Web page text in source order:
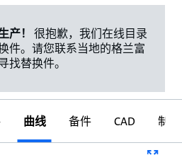
产！
很抱歉，我们在线目录
件。请您联系当地的格兰富
找替换件。
曲线 备件 CAD 制图